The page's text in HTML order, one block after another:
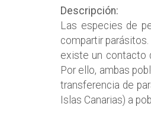
Descripción:
Las especies de
compartir
existe un contacto
Por ello, ambas
transferencia de
Islas Canarias) a